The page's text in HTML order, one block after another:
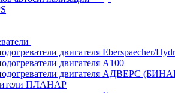
двигателя Eberspaecher/
двигателя A100
двигателя АДВЕРС
ПЛАНАР